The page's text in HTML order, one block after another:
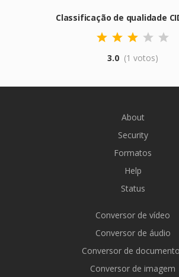
Classificação de qualidade
3.0 (1 votos)
About
Security
Formatos
Help
Status
Conversor de vídeo
Conversor de áudio
Conversor de
Conversor de imagem